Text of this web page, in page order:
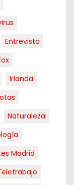
Entrevista
Irlanda
Naturaleza
Madrid